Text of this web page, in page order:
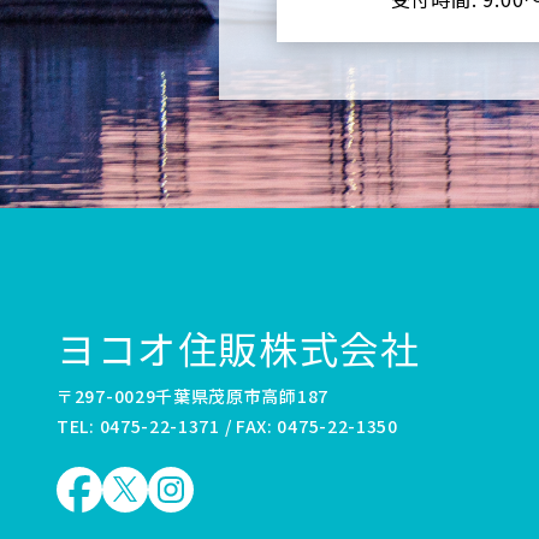
ヨコオ住販株式会社
〒297-0029千葉県茂原市高師187
TEL: 0475-22-1371 / FAX: 0475-22-1350